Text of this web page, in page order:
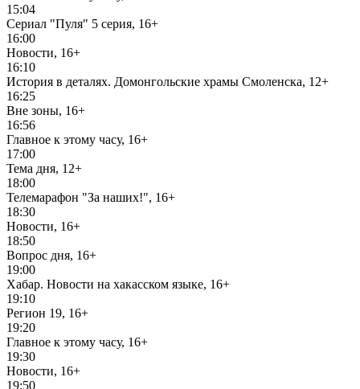
15:04
Сериал "Пуля" 5 серия, 16+
16:00
Новости, 16+
16:10
История в деталях. Домонгольские храмы Смоленска, 12+
16:25
Вне зоны, 16+
16:56
Главное к этому часу, 16+
17:00
Тема дня, 12+
18:00
Телемарафон "За наших!", 16+
18:30
Новости, 16+
18:50
Вопрос дня, 16+
19:00
Хабар. Новости на хакасском языке, 16+
19:10
Регион 19, 16+
19:20
Главное к этому часу, 16+
19:30
Новости, 16+
19:50